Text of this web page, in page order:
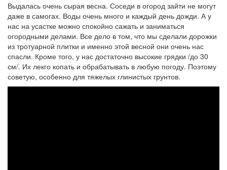
Выдалась очень сырая весна. Соседи в огород зайти не могут
даже в самогах. Воды очень много и каждый день дожди. А у
нас на усастке можно спокойно сажать и заниматься
огородными делами. Все дело в том, что мы сделали дорожки
из тротуарной плитки и именно этой весной они очень нас
спасли. Кроме того, у нас достаточно высокие грядки /до 30
см/. Их лекго копать и обрабатывать в любую погоду. Поэтому
советую, особенно для тяжелых глинистых грунтов.